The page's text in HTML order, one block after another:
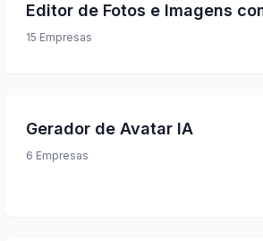
Editor de Fotos e Imagens
15 Empresas
Gerador de Avatar IA
6 Empresas